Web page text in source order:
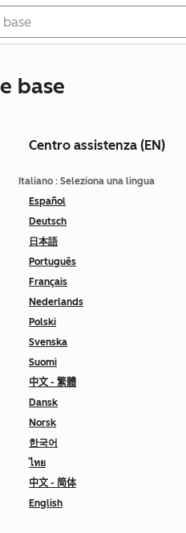
base
Centro assistenza (EN)
Italiano : Seleziona una lingua
Español
Deutsch
日本語
Português
Français
Nederlands
Polski
Svenska
Suomi
中文 - 繁體
Dansk
Norsk
한국어
ไทย
中文 - 简体
English